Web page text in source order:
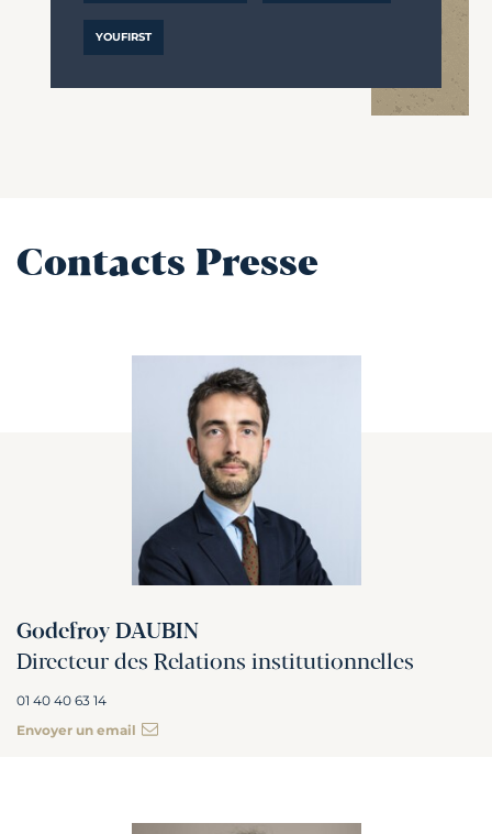
YOUFIRST
Contacts Presse
Godefroy DAUBIN
Directeur des Relations institutionnelles
01 40 40 63 14
Envoyer un email